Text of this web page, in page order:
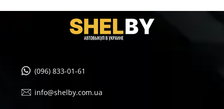
(096) 833-01-61
info@shelby.com.ua